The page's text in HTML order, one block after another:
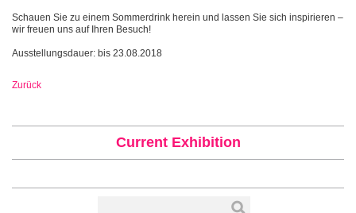
Schauen Sie zu einem Sommerdrink herein und lassen Sie sich inspirieren –
wir freuen uns auf Ihren Besuch!
Ausstellungsdauer: bis 23.08.2018
Zurück
Current Exhibition